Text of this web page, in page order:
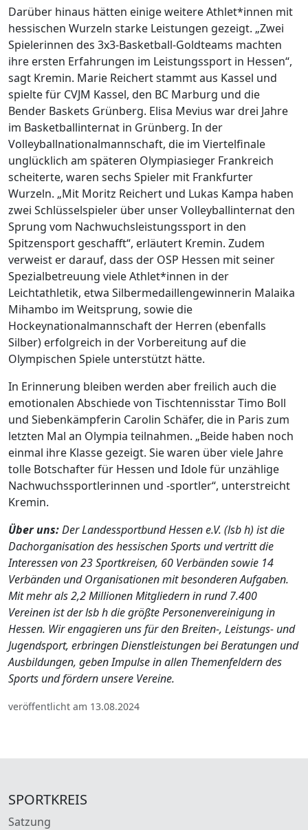
Darüber hinaus hätten einige weitere Athlet*innen mit
hessischen Wurzeln starke Leistungen gezeigt. „Zwei
Spielerinnen des 3x3-Basketball-Goldteams machten
ihre ersten Erfahrungen im Leistungssport in Hessen“,
sagt Kremin. Marie Reichert stammt aus Kassel und
spielte für CVJM Kassel, den BC Marburg und die
Bender Baskets Grünberg. Elisa Mevius war drei Jahre
im Basketballinternat in Grünberg. In der
Volleyballnationalmannschaft, die im Viertelfinale
unglücklich am späteren Olympiasieger Frankreich
scheiterte, waren sechs Spieler mit Frankfurter
Wurzeln. „Mit Moritz Reichert und Lukas Kampa haben
zwei Schlüsselspieler über unser Volleyballinternat den
Sprung vom Nachwuchsleistungssport in den
Spitzensport geschafft“, erläutert Kremin. Zudem
verweist er darauf, dass der OSP Hessen mit seiner
Spezialbetreuung viele Athlet*innen in der
Leichtathletik, etwa Silbermedaillengewinnerin Malaika
Mihambo im Weitsprung, sowie die
Hockeynationalmannschaft der Herren (ebenfalls
Silber) erfolgreich in der Vorbereitung auf die
Olympischen Spiele unterstützt hätte.
In Erinnerung bleiben werden aber freilich auch die
emotionalen Abschiede von Tischtennisstar Timo Boll
und Siebenkämpferin Carolin Schäfer, die in Paris zum
letzten Mal an Olympia teilnahmen. „Beide haben noch
einmal ihre Klasse gezeigt. Sie waren über viele Jahre
tolle Botschafter für Hessen und Idole für unzählige
Nachwuchssportlerinnen und -sportler“, unterstreicht
Kremin.
Über uns:Der Landessportbund Hessen e.V. (lsb h) ist die
Dachorganisation des hessischen Sports und vertritt die
Interessen von 23 Sportkreisen, 60 Verbänden sowie 14
Verbänden und Organisationen mit besonderen Aufgaben.
Mit mehr als 2,2 Millionen Mitgliedern in rund 7.400
Vereinen ist der lsb h die größte Personenvereinigung in
Hessen. Wir engagieren uns für den Breiten-, Leistungs- und
Jugendsport, erbringen Dienstleistungen bei Beratungen und
Ausbildungen, geben Impulse in allen Themenfeldern des
Sports und fördern unsere Vereine.
veröffentlicht am 13.08.2024
SPORTKREIS
Satzung